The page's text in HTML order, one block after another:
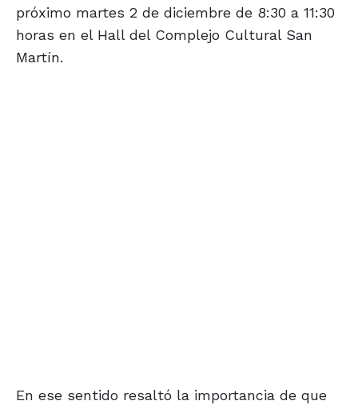
próximo martes 2 de diciembre de 8:30 a 11:30
horas en el Hall del Complejo Cultural San
Martín.
En ese sentido resaltó la importancia de que